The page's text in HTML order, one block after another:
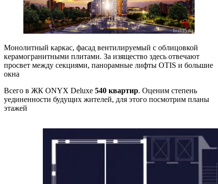
Монолитный каркас, фасад вентилируемый с облицовкой
керамогранитными плитами. За изящество здесь отвечают
просвет между секциями, панорамные лифты OTIS и большие
окна
Всего в ЖК ONYX Deluxe 540 квартир. Оценим степень
уединенности будущих жителей, для этого посмотрим планы
этажей